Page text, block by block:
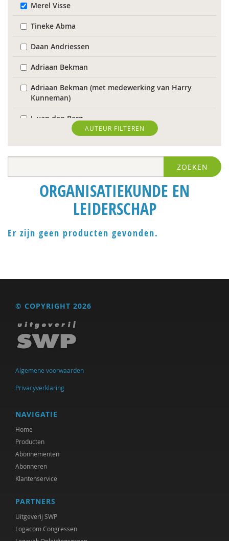
Merel Visse
Tineke Abma
Daan Andriessen
Adriaan Bekman
Adriaan Bekman (met medewerking van Harry
Kunneman)
J. van den Berg
Theo van den Bogaart
Antoinette Bolscher
Herman van den Bosch
R. Brohm
Laurens de Graaf
Michiel de Ronde
Marcel de Rooij
Ineke de Vries
Otto Dellemann
Willem den Hartog
Josje Dikkers
Joep Dohmen
Simone van Dongen
Iris Hartog
AUTEUR FILTEREN
ZOEKEN
ORGANISATIEKUNDE EN
LEIDERSCHAP
Er zijn geen producten gevonden.
© COPYRIGHT 2026
Algemene voorwaarden
Privacyverklaring
NAVIGATIE
Home
Producten
Abonnementen
Abonneren
Klantenservice
PARTNERS
Uitgeverij SWP
Logacom Congressen